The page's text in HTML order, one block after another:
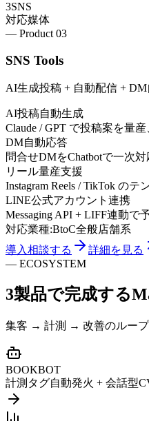
3SNS
対応媒体
— Product 03
SNS Tools
AI生成投稿 + 自動配信 +
AI投稿自動生成
Claude / GPT で投稿案を量
DM自動応答
問合せDMをChatbotで一次
リール量産支援
Instagram Reels / TikTok のテ
LINE公式アカウント連携
Messaging API + LIFF連動で
対応業種:BtoC全般店舗系
導入相談する
詳細を見る
— ECOSYSTEM
3製品で完成する
集客 → 計測 → 改善のループ
BOOKBOT
計測タグ自動発火 + 会話型